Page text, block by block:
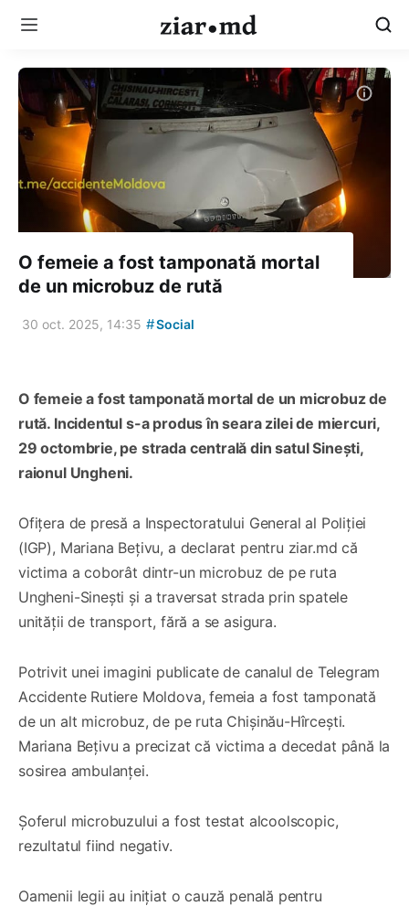
O femeie a fost tamponată mortal
de un microbuz de rută
30 oct. 2025, 14:35 #Social
O femeie a fost tamponată mortal de un microbuz de
rută. Incidentul s-a produs în seara zilei de miercuri,
29 octombrie, pe strada centrală din satul Sinești,
raionul Ungheni.
Ofițera de presă a Inspectoratului General al Poliției
(IGP), Mariana Bețivu, a declarat pentru ziar.md că
victima a coborât dintr-un microbuz de pe ruta
Ungheni-Sineşti și a traversat strada prin spatele
unității de transport, fără a se asigura.
Potrivit unei imagini publicate de canalul de Telegram
Accidente Rutiere Moldova, femeia a fost tamponată
de un alt microbuz, de pe ruta Chișinău-Hîrcești.
Mariana Bețivu a precizat că victima a decedat până la
sosirea ambulanței.
Șoferul microbuzului a fost testat alcoolscopic,
rezultatul fiind negativ.
Oamenii legii au inițiat o cauză penală pentru